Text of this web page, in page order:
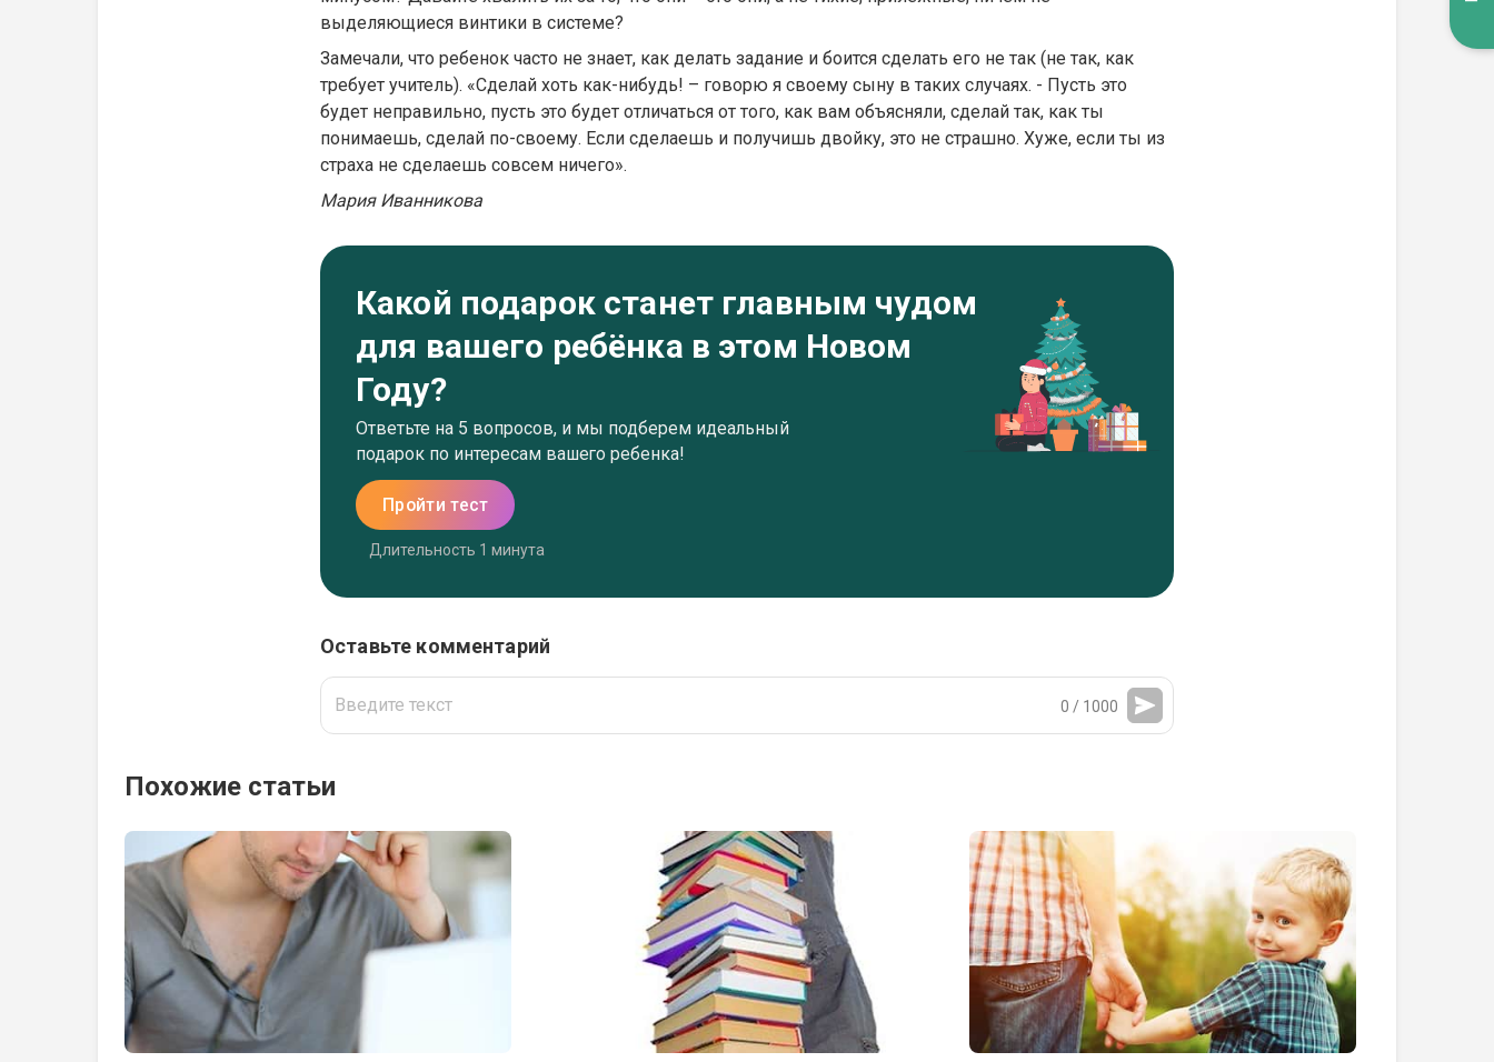
выделяющиеся винтики в системе?
Замечали, что ребенок часто не знает, как делать задание и боится сделать его не так (не так, как
требует учитель). «Сделай хоть как-нибудь! – говорю я своему сыну в таких случаях. - Пусть это
будет неправильно, пусть это будет отличаться от того, как вам объясняли, сделай так, как ты
понимаешь, сделай по-своему. Если сделаешь и получишь двойку, это не страшно. Хуже, если ты из
страха не сделаешь совсем ничего».
Мария Иванникова
Какой подарок станет главным чудом
для вашего ребёнка в этом Новом
Году?
Ответьте на 5 вопросов, и мы подберем идеальный
подарок по интересам вашего ребенка!
Пройти тест
Длительность 1 минута
Оставьте комментарий
0 / 1000
Похожие статьи